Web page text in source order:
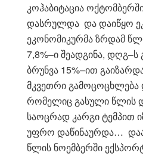
კოჰაბიტაცია
დასრულდა და დაიწყო
ეკონომიკურმა ზრდამ
7,8%–ი შეადგინა,
ბრუნვა 15%–ით
მკვეთრი გამოცოცხლება
რომელიც გასული წლის
საოცრად კარგი ტემპით
უფრო დაწინაურდა…
წლის ნოემბერში